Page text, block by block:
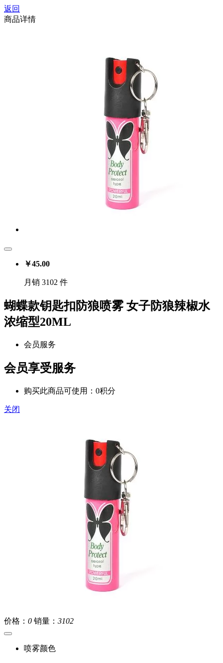
返回
商品详情
￥45.00
月销 3102 件
蝴蝶款钥匙扣防狼喷雾 女子防狼辣椒水
浓缩型20ML
会员服务
会员享受服务
购买此商品可使用：0积分
关闭
价格： 0 销量： 3102
喷雾颜色